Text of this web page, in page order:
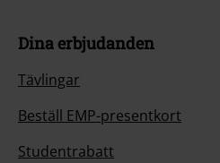
Dina erbjudanden
Tävlingar
Beställ EMP-presentkort
Studentrabatt